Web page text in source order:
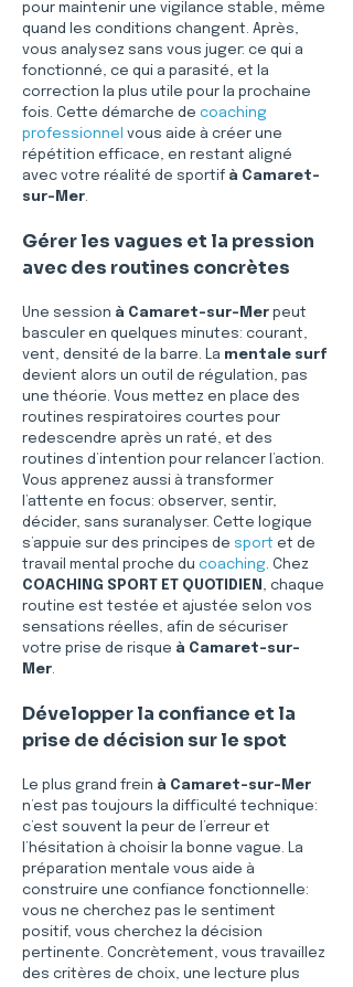
pour maintenir une vigilance stable, même
quand les conditions changent. Après,
vous analysez sans vous juger: ce qui a
fonctionné, ce qui a parasité, et la
correction la plus utile pour la prochaine
fois. Cette démarche de coaching
professionnel vous aide à créer une
répétition efficace, en restant aligné
avec votre réalité de sportif à Camaret-
sur-Mer.
Gérer les vagues et la pression
avec des routines concrètes
Une session à Camaret-sur-Mer peut
basculer en quelques minutes: courant,
vent, densité de la barre. La mentale surf
devient alors un outil de régulation, pas
une théorie. Vous mettez en place des
routines respiratoires courtes pour
redescendre après un raté, et des
routines d’intention pour relancer l’action.
Vous apprenez aussi à transformer
l’attente en focus: observer, sentir,
décider, sans suranalyser. Cette logique
s’appuie sur des principes de sport et de
travail mental proche du coaching. Chez
COACHING SPORT ET QUOTIDIEN , chaque
routine est testée et ajustée selon vos
sensations réelles, afin de sécuriser
votre prise de risque à Camaret-sur-
Mer.
Développer la confiance et la
prise de décision sur le spot
Le plus grand frein à Camaret-sur-Mer
n’est pas toujours la difficulté technique:
c’est souvent la peur de l’erreur et
l’hésitation à choisir la bonne vague. La
préparation mentale vous aide à
construire une confiance fonctionnelle:
vous ne cherchez pas le sentiment
positif, vous cherchez la décision
pertinente. Concrètement, vous travaillez
des critères de choix, une lecture plus